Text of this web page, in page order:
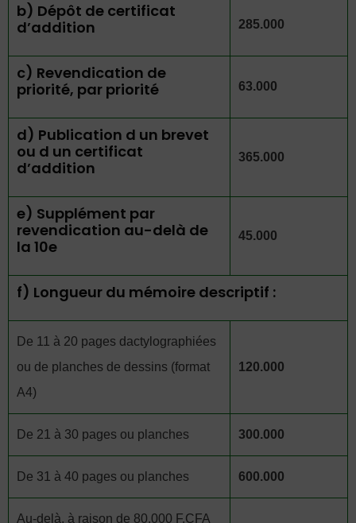
b) Dépôt de certificat
d’addition
285.000
c) Revendication de
priorité, par priorité
63.000
d) Publication d un brevet
ou d un certificat
d’addition
365.000
e) Supplément par
revendication au-delà de
la 10e
45.000
f) Longueur du mémoire descriptif :
De 11 à 20 pages dactylographiées
ou de planches de dessins (format
A4)
120.000
De 21 à 30 pages ou planches 300.000
De 31 à 40 pages ou planches 600.000
Au-delà, à raison de 80.000 F.CFA